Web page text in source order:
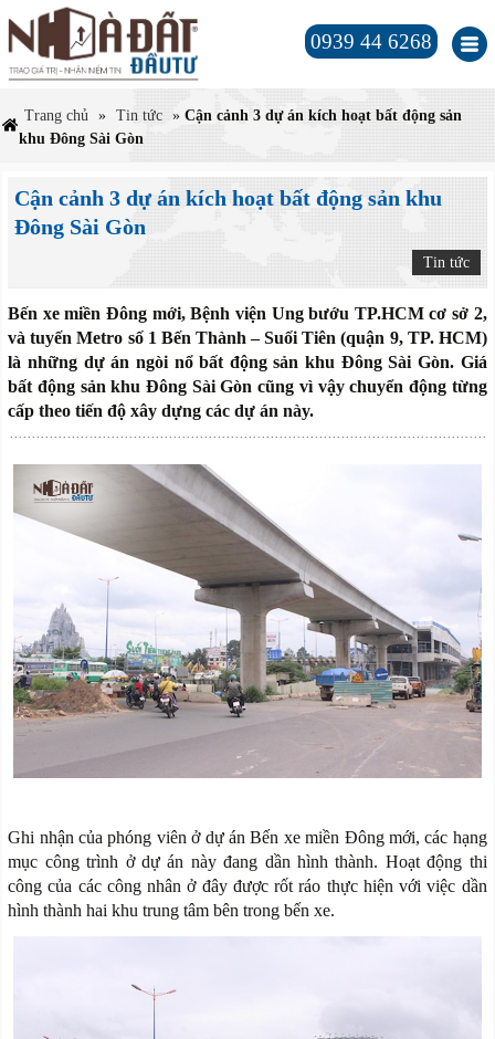
0939 44 6268
Trang chủ » Tin tức »Cận cảnh 3 dự án kích hoạt bất động sản
khu Đông Sài Gòn
Cận cảnh 3 dự án kích hoạt bất động sản khu
Đông Sài Gòn
Tin tức
Bến xe miền Đông mới, Bệnh viện Ung bướu TP.HCM cơ sở 2,
và tuyến Metro số 1 Bến Thành – Suối Tiên (quận 9, TP. HCM)
là những dự án ngòi nổ bất động sản khu Đông Sài Gòn. Giá
bất động sản khu Đông Sài Gòn cũng vì vậy chuyển động từng
cấp theo tiến độ xây dựng các dự án này.
Ghi nhận của phóng viên ở dự án Bến xe miền Đông mới, các hạng
mục công trình ở dự án này đang dần hình thành. Hoạt động thi
công của các công nhân ở đây được rốt ráo thực hiện với việc dần
hình thành hai khu trung tâm bên trong bến xe.